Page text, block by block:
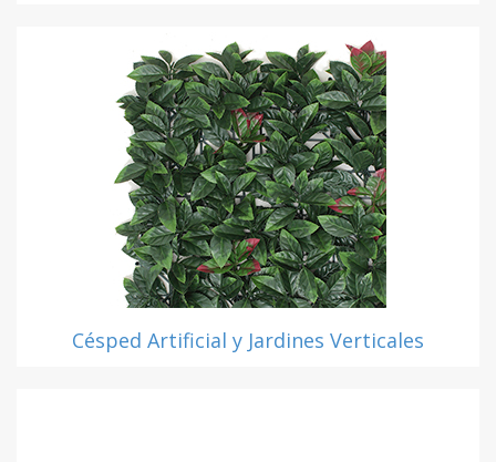
Césped Artificial y Jardines Verticales